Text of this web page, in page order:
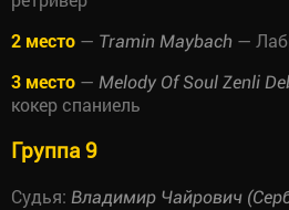
2 место — Tramin Maybach —
3 место — Melody Of Soul Zenli
кокер спаниель
Группа 9
Судья: Владимир Чайрович